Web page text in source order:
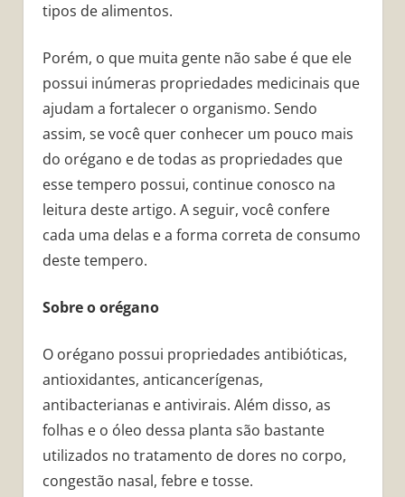
tipos de alimentos.
Porém, o que muita gente não sabe é que ele
possui inúmeras propriedades medicinais que
ajudam a fortalecer o organismo. Sendo
assim, se você quer conhecer um pouco mais
do orégano e de todas as propriedades que
esse tempero possui, continue conosco na
leitura deste artigo. A seguir, você confere
cada uma delas e a forma correta de consumo
deste tempero.
Sobre o orégano
O orégano possui propriedades antibióticas,
antioxidantes, anticancerígenas,
antibacterianas e antivirais. Além disso, as
folhas e o óleo dessa planta são bastante
utilizados no tratamento de dores no corpo,
congestão nasal, febre e tosse.